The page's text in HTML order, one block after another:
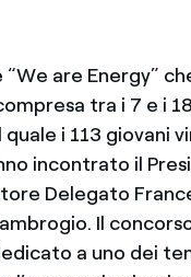
are Energy”
tra i 7 e i
i 113 giovani
incontrato il
Delegato
Il
a uno dei